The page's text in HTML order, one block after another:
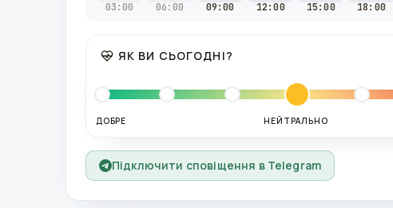
03:00 06:00 09:00 12:00 15:00 18:00
ЯК ВИ СЬОГОДНІ?
ДОБРЕ НЕЙТРАЛЬНО
Підключити сповіщення в Telegram